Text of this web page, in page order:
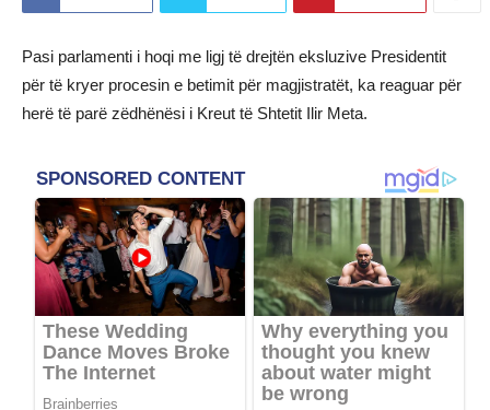
Pasi parlamenti i hoqi me ligj të drejtën eksluzive Presidentit
për të kryer procesin e betimit për magjistratët, ka reaguar për
herë të parë zëdhënësi i Kreut të Shtetit Ilir Meta.